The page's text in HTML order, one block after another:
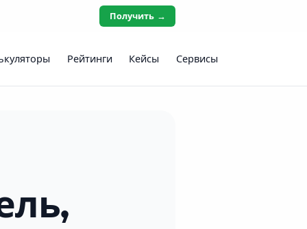
Получить →
Рейтинги Кейсы Сервисы